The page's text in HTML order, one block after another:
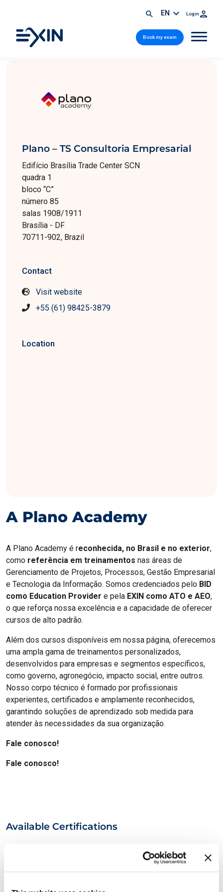
EN Login
Book my exam
Plano – TS Consultoria Empresarial
Edifício Brasília Trade Center SCN
quadra 1
bloco “C”
número 85
salas 1908/1911
Brasília - DF
70711-902, Brazil
Contact
Visit website
+55 (61) 98425-3879
Location
A Plano Academy
A Plano Academy é reconhecida, no Brasil e no exterior,
como referência em treinamentos nas áreas de
Gerenciamento de Projetos, Processos, Gestão Empresarial
e Tecnologia da Informação. Somos credenciados pelo BID
como Education Provider e pela EXIN como ATO e AEO,
o que reforça nossa excelência e a capacidade de oferecer
cursos de alto padrão.
Além dos cursos disponíveis em nossa página, oferecemos
uma ampla gama de treinamentos personalizados,
desenvolvidos para empresas e segmentos específicos,
como governo, agronegócio, impacto social, entre outros.
Nosso corpo técnico é formado por profissionais
experientes, certificados e amplamente reconhecidos,
garantindo soluções de aprendizado sob medida para
atender às necessidades da sua organização.
Fale conosco!
Fale conosco!
Available Certifications